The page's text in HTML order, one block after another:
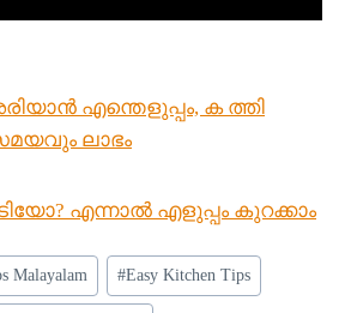
എന്തെളുപ്പം, ക ത്തി
ലാഭം
എന്നാൽ എളുപ്പം കുറക്കാം
Malayalam #Easy Kitchen Tips